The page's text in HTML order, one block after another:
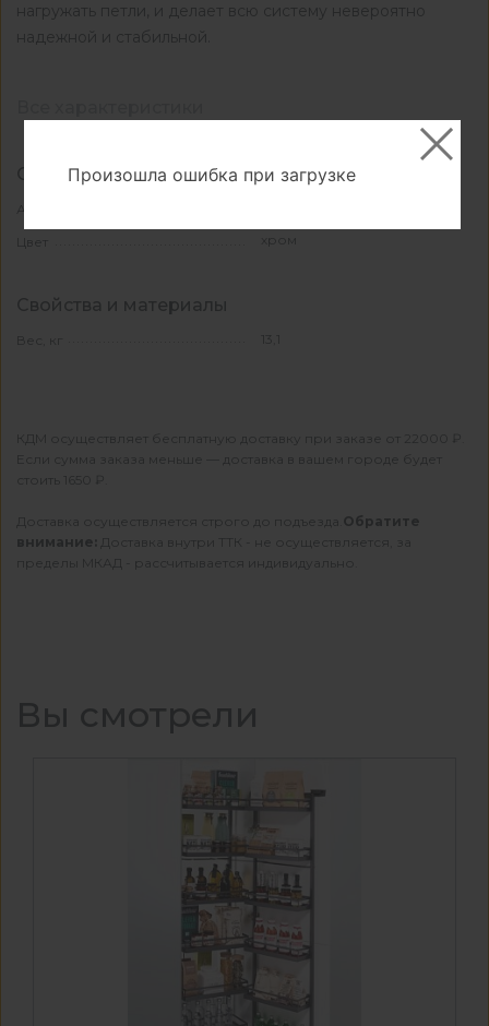
нагружать петли, и делает всю систему невероятно
надежной и стабильной.
Основные
Артикул
Цвет хром
Свойства и материалы
Вес, кг 13,1
КДМ осуществляет бесплатную доставку при заказе от 22000 ₽.
Если сумма заказа меньше — доставка в вашем городе будет
стоить 1650 ₽.
Доставка осуществляется строго до подъезда. Обратите
внимание: Доставка внутри ТТК - не осуществляется, за
пределы МКАД - рассчитывается индивидуально.
Вы смотрели
Произошла ошибка при загрузке